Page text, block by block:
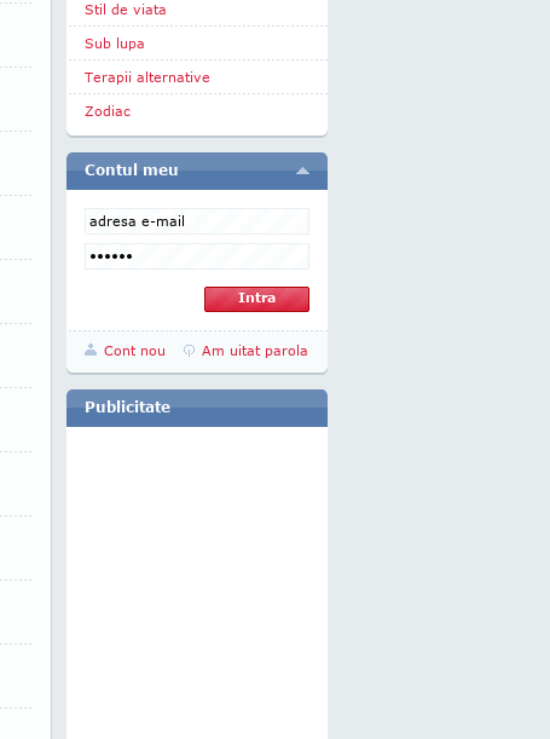
Stil de viata
Sub lupa
Terapii alternative
Zodiac
Contul meu
Cont nou Am uitat parola
Publicitate